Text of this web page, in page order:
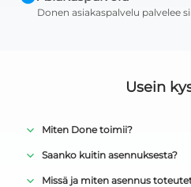
Donen asiakaspalvelu palvelee
Usein
Miten Done toimii?
Saanko kuitin asennuksesta?
Missä ja miten asennus